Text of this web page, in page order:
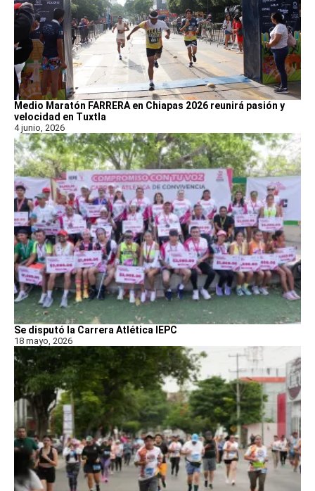
Medio Maratón FARRERA en Chiapas 2026 reunirá pasión y
velocidad en Tuxtla
4 junio, 2026
Se disputó la Carrera Atlética IEPC
18 mayo, 2026